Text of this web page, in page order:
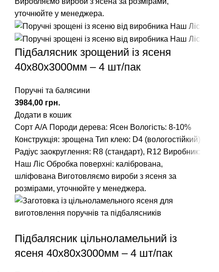
уточнюйте у менеджера.
Підбалясник зрощений із ясеня
40x80x3000мм – 4 шт/пак
Поручні та балясини
грн.
Додати в кошик
Сорт А/А Породи дерева: Ясен Вологість: 8-10%
Конструкція: зрощена Тип клею: D4 (вологостійкий)
Радіус заокруглення: R8 (стандарт), R12 Виробник:
Наш Ліс Обробка поверхні: калібрована,
шліфована Виготовляємо вироби з ясеня за
розмірами, уточнюйте у менеджера.
Підбалясник цільноламельний із
ясеня 40x80x3000мм – 4 шт/пак